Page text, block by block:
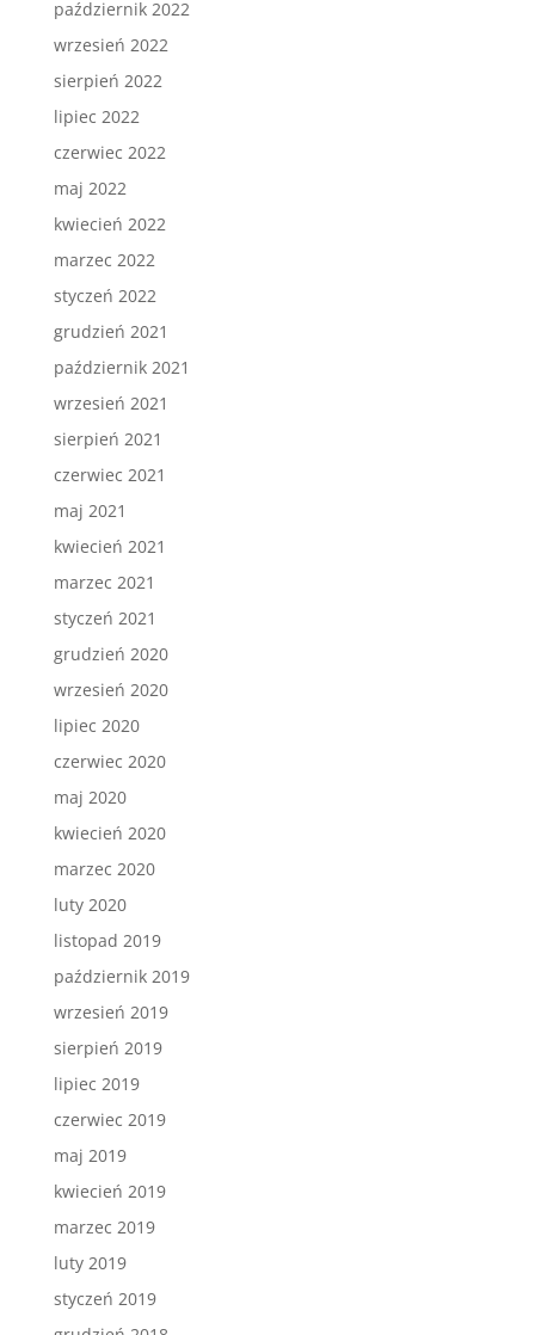
październik 2022
wrzesień 2022
sierpień 2022
lipiec 2022
czerwiec 2022
maj 2022
kwiecień 2022
marzec 2022
styczeń 2022
grudzień 2021
październik 2021
wrzesień 2021
sierpień 2021
czerwiec 2021
maj 2021
kwiecień 2021
marzec 2021
styczeń 2021
grudzień 2020
wrzesień 2020
lipiec 2020
czerwiec 2020
maj 2020
kwiecień 2020
marzec 2020
luty 2020
listopad 2019
październik 2019
wrzesień 2019
sierpień 2019
lipiec 2019
czerwiec 2019
maj 2019
kwiecień 2019
marzec 2019
luty 2019
styczeń 2019